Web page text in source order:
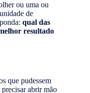
ou uma ou
de
qual das
resultado
que pudessem
abrir mão